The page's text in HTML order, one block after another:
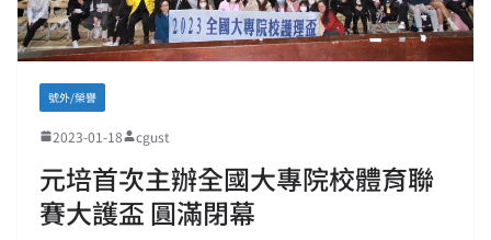
號外/榮譽
2023-01-18 cgust
元培首次主辦全國大專院校體育聯
賽大護盃 圓滿閉幕